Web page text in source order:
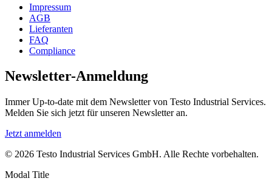
Impressum
AGB
Lieferanten
FAQ
Compliance
Newsletter-Anmeldung
Immer Up-to-date mit dem Newsletter von Testo Industrial Services.
Melden Sie sich jetzt für unseren Newsletter an.
Jetzt anmelden
© 2026 Testo Industrial Services GmbH. Alle Rechte vorbehalten.
Modal Title